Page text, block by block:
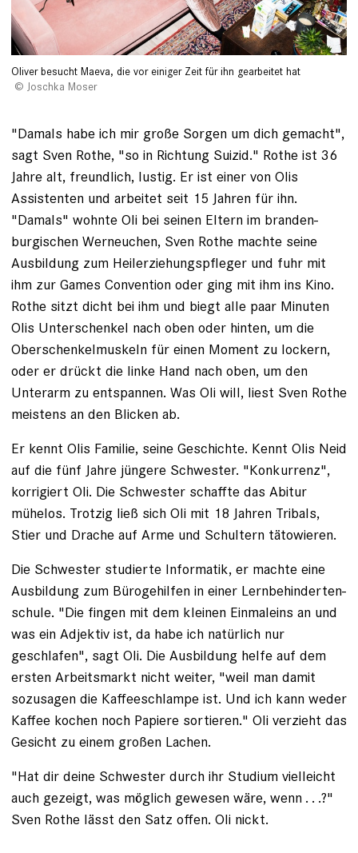
Oliver besucht Maeva, die vor einiger Zeit für ihn gearbeitet hat
Joschka Moser
"Damals habe ich mir große Sorgen um dich gemacht",
sagt Sven Rothe, "so in Richtung Suizid." Rothe ist 36
Jahre alt, freundlich, lustig. Er ist einer von Olis
Assistenten und arbeitet seit 15 Jahren für ihn.
"Damals" wohnte Oli bei seinen Eltern im branden­
burgischen Werneuchen, Sven Rothe machte seine
Aus­bildung zum Heil­erziehungspfleger und fuhr mit
ihm zur Games Convention oder ging mit ihm ins Kino.
Rothe sitzt dicht bei ihm und biegt alle paar Minuten
Olis Unterschenkel nach oben oder hinten, um die
Oberschenkelmuskeln für einen Moment zu lockern,
oder er drückt die linke Hand nach oben, um den
Unterarm zu entspannen. Was Oli will, liest Sven Rothe
meistens an den Blicken ab.
Er kennt Olis Familie, seine Geschichte. Kennt Olis Neid
auf die fünf Jahre jüngere ­Schwester. "Konkurrenz",
korrigiert Oli. Die Schwester schaffte das Abitur
mühe­los. Trotzig ließ sich Oli mit 18 Jahren Tribals,
Stier und Drache auf Arme und Schultern tätowieren.
Die Schwester studierte Informatik, er machte eine
Ausbildung zum Bürogehilfen in einer Lernbehinderten­
schule. "Die fingen mit dem kleinen Einmaleins an und
was ein ­Adjektiv ist, da habe ich natürlich nur
geschlafen", sagt Oli. Die Ausbildung helfe auf dem
ersten Arbeitsmarkt nicht weiter, "weil man damit
sozusagen die Kaffeeschlampe ist. Und ich kann weder
Kaffee kochen noch Papiere sortieren." Oli verzieht das
Gesicht zu einem großen Lachen.
"Hat dir deine Schwester durch ihr Studium vielleicht
auch gezeigt, was möglich gewesen wäre, wenn . . .?"
Sven Rothe lässt den Satz offen. Oli nickt.